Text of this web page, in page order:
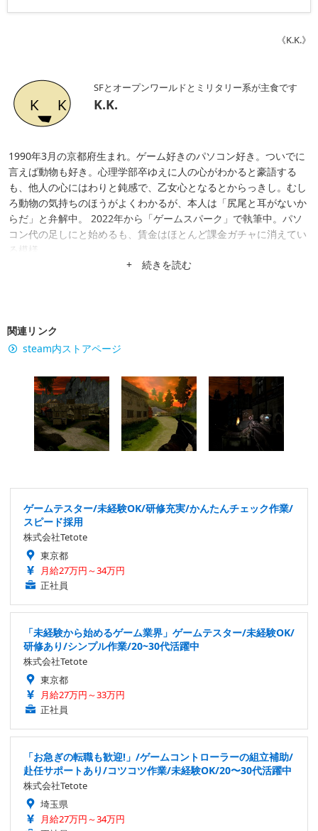
《K.K.》
SFとオープンワールドとミリタリー系が主食です
K.K.
1990年3月の京都府生まれ。ゲーム好きのパソコン好き。ついでに
言えば動物も好き。心理学部卒ゆえに人の心がわかると豪語する
も、他人の心にはわりと鈍感で、乙女心となるとからっきし。むし
ろ動物の気持ちのほうがよくわかるが、本人は「尻尾と耳がないか
らだ」と弁解中。 2022年から「ゲームスパーク」で執筆中。パソ
コン代の足しにと始めるも、賃金はほとんど課金ガチャに消えてい
る模様。
+ 続きを読む
関連リンク
steam内ストアページ
ゲームテスター/未経験OK/研修充実/かんたんチェック作業/
スピード採用
株式会社Tetote
東京都
月給27万円～34万円
正社員
「未経験から始めるゲーム業界」ゲームテスター/未経験OK/
研修あり/シンプル作業/20~30代活躍中
株式会社Tetote
東京都
月給27万円～33万円
正社員
「お急ぎの転職も歓迎!」/ゲームコントローラーの組立補助/
赴任サポートあり/コツコツ作業/未経験OK/20〜30代活躍中
株式会社Tetote
埼玉県
月給27万円～34万円